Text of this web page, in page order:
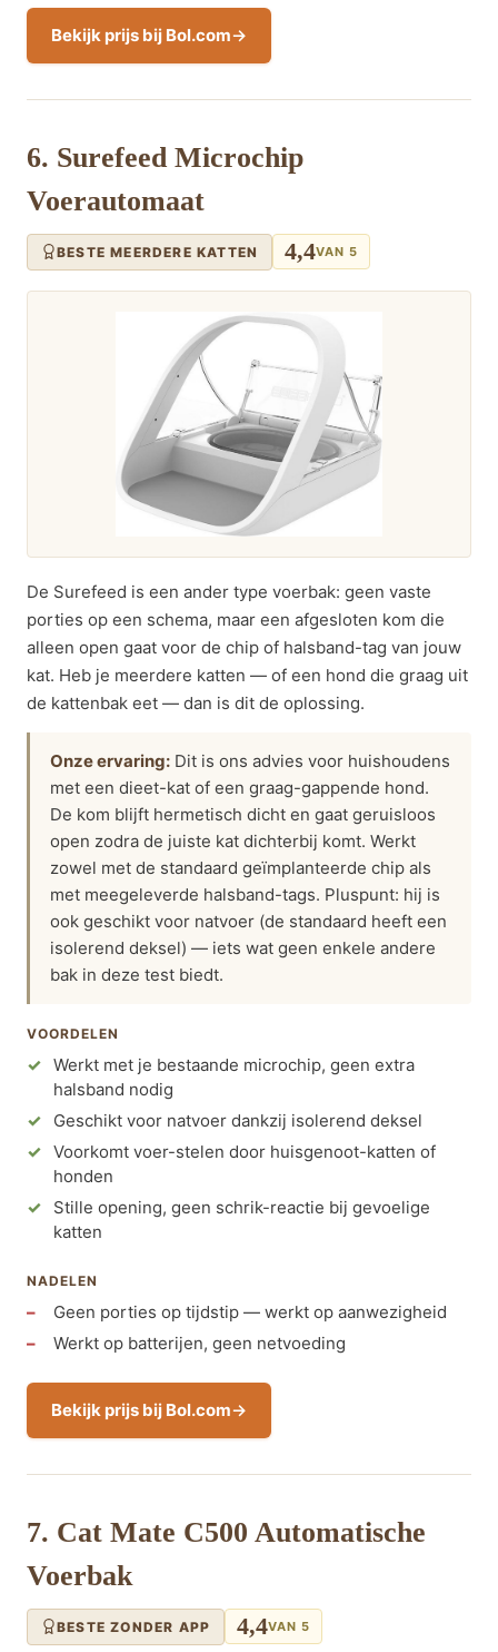
Bekijk prijs bij Bol.com
6. Surefeed Microchip
Voerautomaat
BESTE MEERDERE KATTEN 4,4VAN 5
De Surefeed is een ander type voerbak: geen vaste
porties op een schema, maar een afgesloten kom die
alleen open gaat voor de chip of halsband-tag van jouw
kat. Heb je meerdere katten — of een hond die graag uit
de kattenbak eet — dan is dit de oplossing.
Onze ervaring: Dit is ons advies voor huishoudens
met een dieet-kat of een graag-gappende hond.
De kom blijft hermetisch dicht en gaat geruisloos
open zodra de juiste kat dichterbij komt. Werkt
zowel met de standaard geïmplanteerde chip als
met meegeleverde halsband-tags. Pluspunt: hij is
ook geschikt voor natvoer (de standaard heeft een
isolerend deksel) — iets wat geen enkele andere
bak in deze test biedt.
VOORDELEN
Werkt met je bestaande microchip, geen extra
halsband nodig
Geschikt voor natvoer dankzij isolerend deksel
Voorkomt voer-stelen door huisgenoot-katten of
honden
Stille opening, geen schrik-reactie bij gevoelige
katten
NADELEN
Geen porties op tijdstip — werkt op aanwezigheid
Werkt op batterijen, geen netvoeding
Bekijk prijs bij Bol.com
7. Cat Mate C500 Automatische
Voerbak
BESTE ZONDER APP 4,4VAN 5